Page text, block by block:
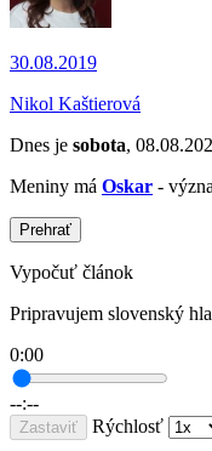
30.08.2019
Nikol Kaštierová
Dnes je sobota,
Meniny má Oskar -
Prehrať
Vypočuť článok
Pripravujem slovenský
0:00
--:--
Zastaviť Rýchlosť